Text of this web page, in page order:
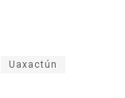
Uaxactún